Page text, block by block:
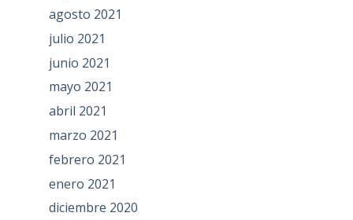
agosto 2021
julio 2021
junio 2021
mayo 2021
abril 2021
marzo 2021
febrero 2021
enero 2021
diciembre 2020